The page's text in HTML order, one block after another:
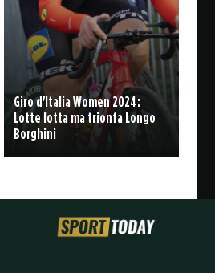
Giro d'Italia Women 2024:
Lotte lotta ma trionfa Longo
Borghini